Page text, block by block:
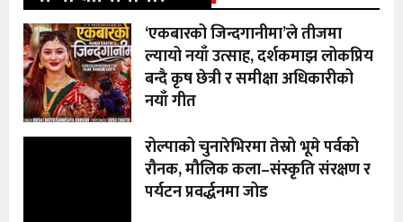
‘एकबारको जिन्दगानीमा’ले तीजमा
ल्यायो नयाँ उत्साह, दर्शकमाझ लोकप्रिय
बन्दै कृष छेत्री र समीक्षा अधिकारीको
नयाँ गीत
रोल्पाको चुनारेभिरमा तेस्रो भूमे पर्वको
रौनक, मौलिक कला–संस्कृति संरक्षण र
पर्यटन प्रवर्द्धनमा जोड